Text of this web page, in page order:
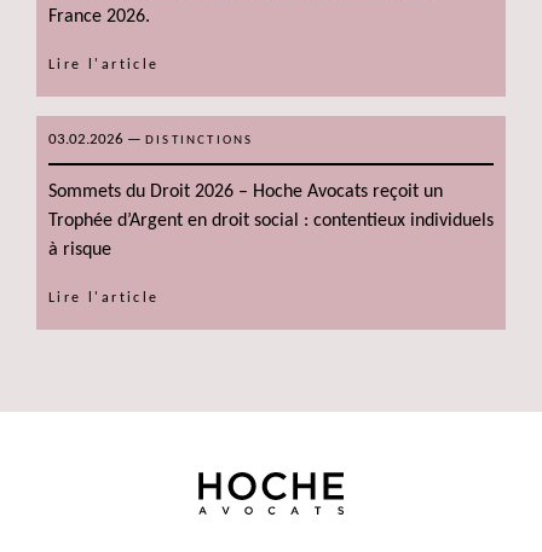
France 2026.
Lire l'article
03.02.2026 — DISTINCTIONS
Sommets du Droit 2026 – Hoche Avocats reçoit un
Trophée d’Argent en droit social : contentieux individuels
à risque
Lire l'article